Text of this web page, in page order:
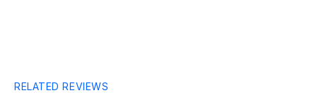
RELATED REVIEWS